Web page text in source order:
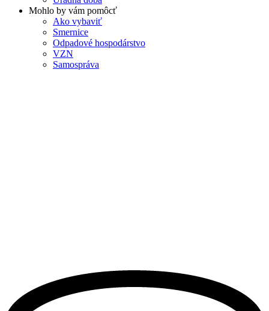
Mohlo by vám pomôcť
Ako vybaviť
Smernice
Odpadové hospodárstvo
VZN
Samospráva